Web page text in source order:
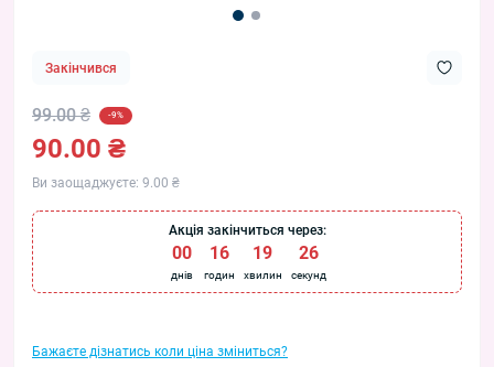
Закінчився
99.00 ₴ -9%
90.00 ₴
Ви заощаджуєте: 9.00 ₴
Акція закінчиться через:
00
днів
16
годин
19
хвилин
25
секунд
Бажаєте дізнатись коли ціна зміниться?